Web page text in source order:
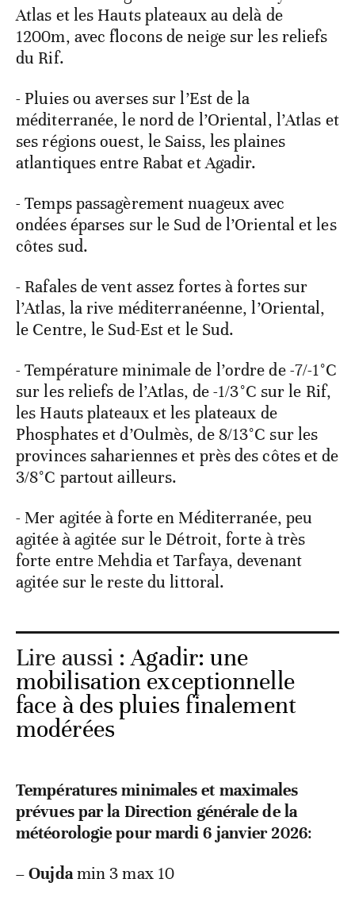
Atlas et les Hauts plateaux au delà de
1200m, avec flocons de neige sur les reliefs
du Rif.
- Pluies ou averses sur l’Est de la
méditerranée, le nord de l’Oriental, l’Atlas et
ses régions ouest, le Saiss, les plaines
atlantiques entre Rabat et Agadir.
- Temps passagèrement nuageux avec
ondées éparses sur le Sud de l’Oriental et les
côtes sud.
- Rafales de vent assez fortes à fortes sur
l’Atlas, la rive méditerranéenne, l’Oriental,
le Centre, le Sud-Est et le Sud.
- Température minimale de l’ordre de -7/-1°C
sur les reliefs de l’Atlas, de -1/3°C sur le Rif,
les Hauts plateaux et les plateaux de
Phosphates et d’Oulmès, de 8/13°C sur les
provinces sahariennes et près des côtes et de
3/8°C partout ailleurs.
- Mer agitée à forte en Méditerranée, peu
agitée à agitée sur le Détroit, forte à très
forte entre Mehdia et Tarfaya, devenant
agitée sur le reste du littoral.
Lire aussi :Agadir: une
mobilisation exceptionnelle
face à des pluies finalement
modérées
Températures minimales et maximales
prévues par la Direction générale de la
météorologie pour mardi 6 janvier 2026:
–Oujdamin 3 max 10